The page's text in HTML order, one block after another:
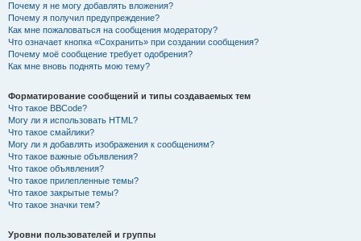
Почему я не могу добавлять вложения?
Почему я получил предупреждение?
Как мне пожаловаться на сообщения модератору?
Что означает кнопка «Сохранить» при создании сообщения?
Почему моё сообщение требует одобрения?
Как мне вновь поднять мою тему?
Форматирование сообщений и типы создаваемых тем
Что такое BBCode?
Могу ли я использовать HTML?
Что такое смайлики?
Могу ли я добавлять изображения к сообщениям?
Что такое важные объявления?
Что такое объявления?
Что такое прилепленные темы?
Что такое закрытые темы?
Что такое значки тем?
Уровни пользователей и группы